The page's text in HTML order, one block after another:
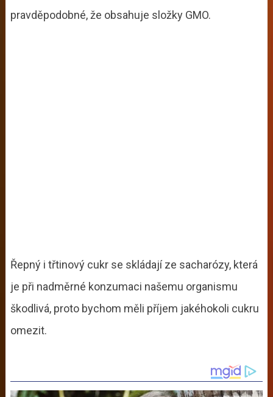
pravděpodobné, že obsahuje složky GMO.
Řepný i třtinový cukr se skládají ze sacharózy, která
je při nadměrné konzumaci našemu organismu
škodlivá, proto bychom měli příjem jakéhokoli cukru
omezit.